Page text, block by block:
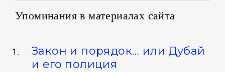
Упоминания в материалах сайта
Закон и порядок… или Дубай
и его полиция